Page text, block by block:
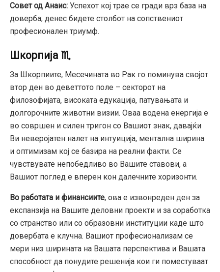
Совет од Анаис: Успехот кој трае се гради врз база на
доверба; денес бидете столбот на сопствениот
професионален триумф.
Шкорпија ♏
За Шкорпиите, Месечината во Рак го поминува својот
втор ден во деветтото поле – секторот на
филозофијата, високата едукација, патувањата и
долгорочните животни визии. Оваа водена енергија е
во совршен и силен тригон со Вашиот знак, давајќи
Ви неверојатен налет на интуиција, ментална ширина
и оптимизам кој се базира на реални факти. Се
чувствувате непобедливо во Вашите ставови, а
Вашиот поглед е вперен кон далечните хоризонти.
Во работата и финансиите, ова е извонреден ден за
експанзија на Вашите деловни проекти и за соработка
со странство или со образовни институции каде што
довербата е клучна. Вашиот професионализам се
мери низ ширината на Вашата перспектива и Вашата
способност да понудите решенија кои ги поместуваат